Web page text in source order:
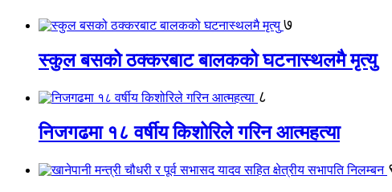
७
स्कुल बसको ठक्करबाट बालकको घटनास्थलमै मृत्यु
८
निजगढमा १८ वर्षीय किशोरिले गरिन आत्महत्या